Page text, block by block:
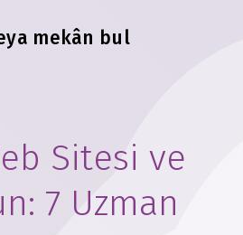
mekân bul
Sitesi ve
7 Uzman